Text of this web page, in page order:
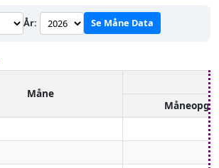
År: Se Måne Data
Måne